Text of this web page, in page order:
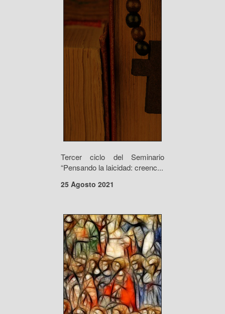
Tercer ciclo del Seminario
“Pensando la laicidad: creenc...
25 Agosto 2021